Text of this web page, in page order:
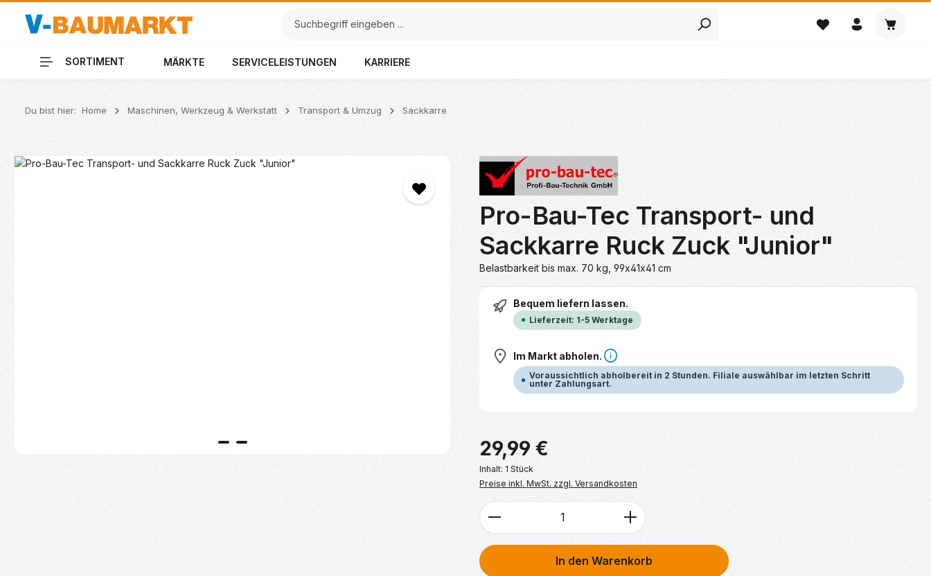
Hauptinhalt springen
Zur Suche springen
Zur Hauptnavigation springen
SORTIMENT MÄRKTE SERVICELEISTUNGEN KARRIERE
Du bist hier: Home Maschinen, Werkzeug & Werkstatt Transport & Umzug Sackkarre
Bildergalerie überspringen
Pro-Bau-Tec Transport- und
Sackkarre Ruck Zuck "Junior"
Belastbarkeit bis max. 70 kg, 99x41x41 cm
Bequem liefern lassen.
Lieferzeit: 1-5 Werktage
Im Markt abholen.
Voraussichtlich abholbereit in 2 Stunden. Filiale auswählbar im letzten Schritt
unter Zahlungsart.
Regulärer Preis:
29,99 €
Inhalt: 1 Stück
Preise inkl. MwSt. zzgl. Versandkosten
Produkt Anzahl: Gib den gewünschten Wert ein oder
In den Warenkorb